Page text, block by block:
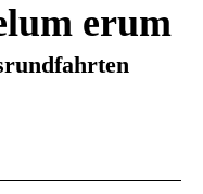
erum